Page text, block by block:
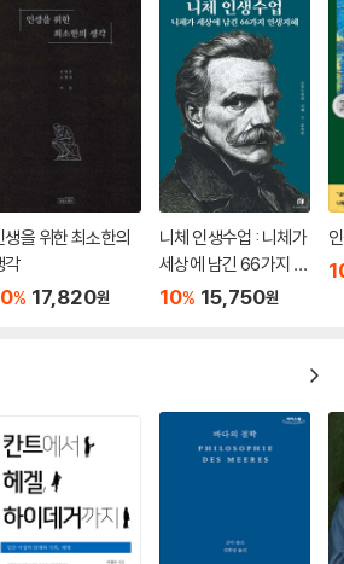
서 작용할 때, 인생의 불안을 달래 주는 것이
것이 인생의 답이 아니라는 것을 잘 알고 있
람들과 나누는 아름다운 사랑과 친교는 다만
춘은 어쩔 수 없이 위락을 필요로 한다고 해도,
필요로 하는 것은 아니다. 그것은 초로에 든 미
주는 교훈이다. 그리고 아름다움은 인생의 비
은 형이상학적 개념은 일상을 살아가는 데 필
도 인간은 왜 끊임없이 생각하고 고민하는 걸
모없는 예술작품을 감상하는 걸까. 우리는 예
‘틈’을 찾는다. 그러면서 별생각 없이 지나쳤
을 수 있는 ‘틈’을 얻는 것이다. 저자 이성민
우리의 일상에서 부족한 ‘틈’을 채우는 ‘문화
생을 위한 최소한의
각
% 17,820원
니체 인생수업 : 니체가
세상에 남긴 66가지 인
생지혜 (리커버 에디
10% 15,750원